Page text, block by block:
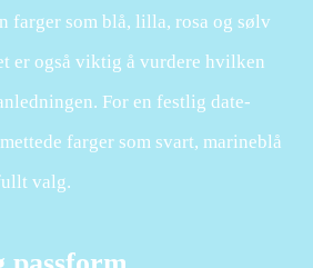
farger som blå, lilla, rosa og sølv
er også viktig å vurdere hvilken
For en festlig date-
farger som svart, marineblå
valg.